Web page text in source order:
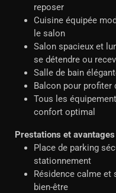
reposer
Cuisine équipée
le salon
Salon spacieux et
se détendre ou
Salle de bain
Balcon pour profiter
Tous les
confort optimal
Prestations et
Place de parking
stationnement
Résidence calme
bien-être